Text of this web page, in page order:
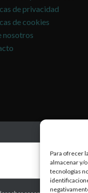
Para ofrecer
almacenar y/
tecnologías
de privacidad
de cookies
nosotros